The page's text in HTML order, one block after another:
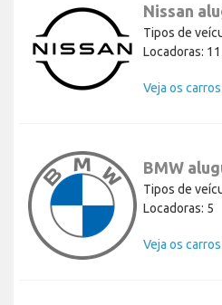
Nissan
Tipos de
Locadoras: 11
Veja os
BMW
Tipos de
Locadoras: 5
Veja os